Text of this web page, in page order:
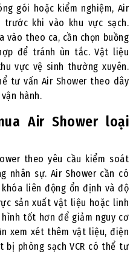
gói hoặc kiểm nghiệm, Air
khi vào khu vực sạch.
vào theo ca, cần chọn buồng
để tránh ùn tắc. Vật liệu
vực vệ sinh thường xuyên.
tư vấn Air Shower theo dây
hành.
Air Shower loại
theo yêu cầu kiểm soát
nhân sự. Air Shower cần có
khóa liên động ổn định và độ
sản xuất vật liệu hoặc linh
tốt hơn để giảm nguy cơ
xem xét thêm vật liệu, điện
bị phòng sạch VCR có thể tư